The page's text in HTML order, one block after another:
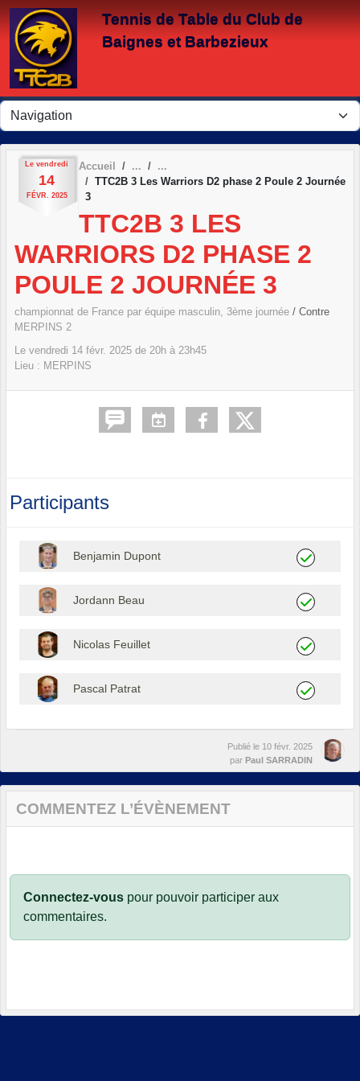
Tennis de Table du Club de
Baignes et Barbezieux
Le vendredi
14
FÉVR. 2025
Accueil
TTC2B 3 Les Warriors D2 phase 2 Poule 2 Journée
3
TTC2B 3 LES
WARRIORS D2 PHASE 2
POULE 2 JOURNÉE 3
championnat de France par équipe masculin, 3ème journée / Contre
MERPINS 2
Le vendredi 14 févr. 2025 de 20h à 23h45
Lieu : MERPINS
Participants
Benjamin Dupont
Jordann Beau
Nicolas Feuillet
Pascal Patrat
Publié le 10 févr. 2025
par Paul SARRADIN
COMMENTEZ L’ÉVÈNEMENT
Connectez-vous pour pouvoir participer aux
commentaires.
Panneau de gestion des cookies